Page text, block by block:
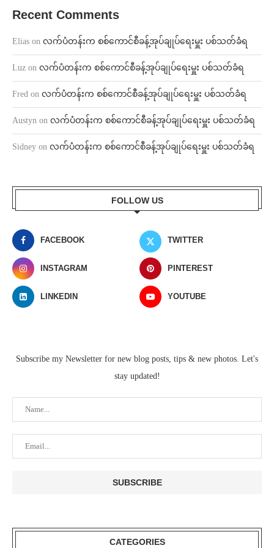
Recent Comments
Elias on လက်ပံတန်းက စစ်ကောင်စီခန့်အုပ်ချုပ်ရေးမှူး ပစ်သတ်ခံရ
Luz on လက်ပံတန်းက စစ်ကောင်စီခန့်အုပ်ချုပ်ရေးမှူး ပစ်သတ်ခံရ
Fred on လက်ပံတန်းက စစ်ကောင်စီခန့်အုပ်ချုပ်ရေးမှူး ပစ်သတ်ခံရ
Austyn on လက်ပံတန်းက စစ်ကောင်စီခန့်အုပ်ချုပ်ရေးမှူး ပစ်သတ်ခံရ
Sidney on လက်ပံတန်းက စစ်ကောင်စီခန့်အုပ်ချုပ်ရေးမှူး ပစ်သတ်ခံရ
FOLLOW US
FACEBOOK TWITTER
INSTAGRAM PINTEREST
LINKEDIN YOUTUBE
Subscribe my Newsletter for new blog posts, tips & new photos. Let's
stay updated!
CATEGORIES